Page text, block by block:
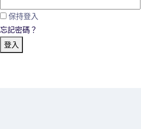
保持登入
忘記密碼？
登入